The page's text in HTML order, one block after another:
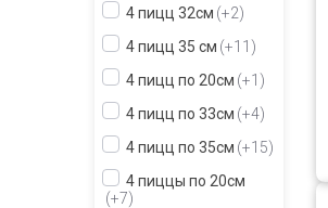
4 пицц 32см +2
4 пицц 35 см +11
4 пицц по 20см +1
4 пицц по 33см +4
4 пицц по 35см +15
4 пиццы по 20см
+7